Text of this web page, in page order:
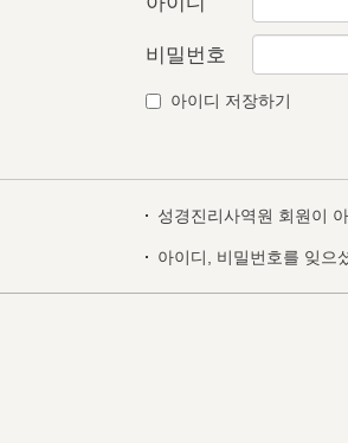
비밀번호
아이디 저장하기
성경진리사역원 회원이
아이디, 비밀번호를 잊으